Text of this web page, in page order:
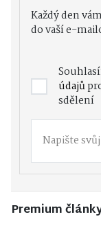
Každý den
do vaší e-
údajů
sdělení
Premium